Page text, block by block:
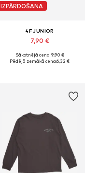
IZPĀRDOŠANA
4F JUNIOR
7,90 €
Pieejamie izmēri: 164
Sākotnējā cena: 9,90 €
Pēdējā zemākā cena:6,32 €